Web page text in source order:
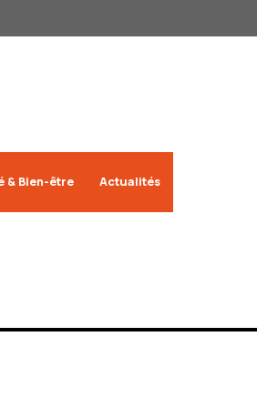
& Bien-être Actualités